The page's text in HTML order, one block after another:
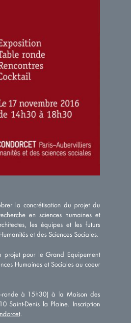
la concrétisation du projet du
en sciences humaines et
les équipes et les futurs
et des Sciences Sociales.
projet pour le Grand Equipement
Humaines et Sociales au coeur
à 15h30) à la Maison des
Saint-Denis la Plaine. Inscription